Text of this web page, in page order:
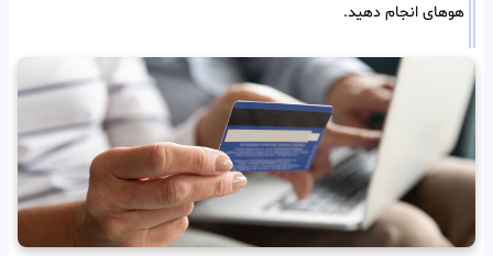
هوهای انجام دهید.